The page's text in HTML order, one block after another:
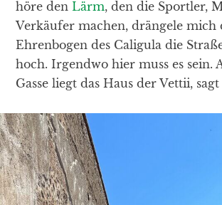
höre den Lärm, den die Sportler,
Verkäufer machen, drängele mich
Ehrenbogen des Caligula die
hoch. Irgendwo hier muss es sein.
Gasse liegt das Haus der Vettii,